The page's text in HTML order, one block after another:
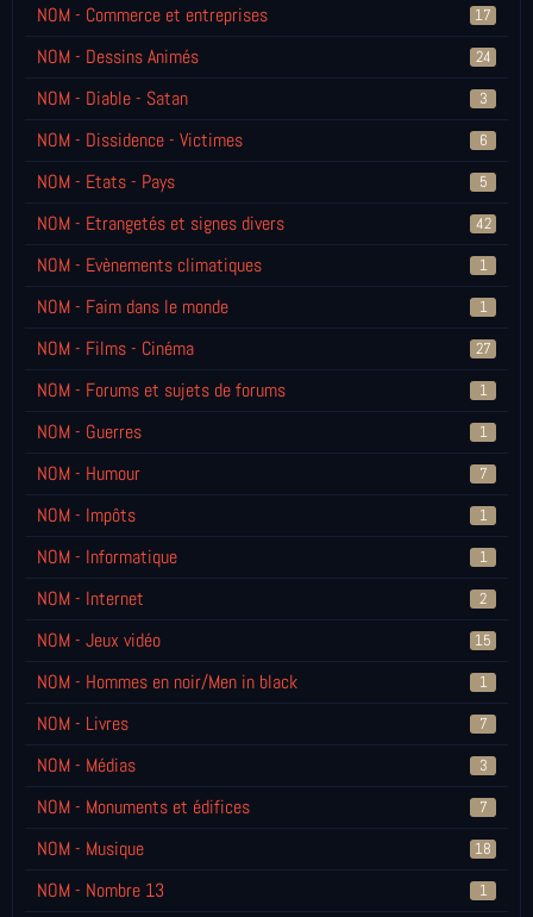
NOM - Commerce et entreprises 17
NOM - Dessins Animés 24
NOM - Diable - Satan 3
NOM - Dissidence - Victimes 6
NOM - Etats - Pays 5
NOM - Etrangetés et signes divers 42
NOM - Evènements climatiques 1
NOM - Faim dans le monde 1
NOM - Films - Cinéma 27
NOM - Forums et sujets de forums 1
NOM - Guerres 1
NOM - Humour 7
NOM - Impôts 1
NOM - Informatique 1
NOM - Internet 2
NOM - Jeux vidéo 15
NOM - Hommes en noir/Men in black 1
NOM - Livres 7
NOM - Médias 3
NOM - Monuments et édifices 7
NOM - Musique 18
NOM - Nombre 13 1